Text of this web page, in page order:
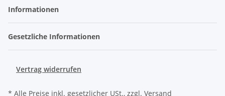
Informationen
Gesetzliche Informationen
Vertrag widerrufen
* Alle Preise inkl. gesetzlicher USt., zzgl. Versand